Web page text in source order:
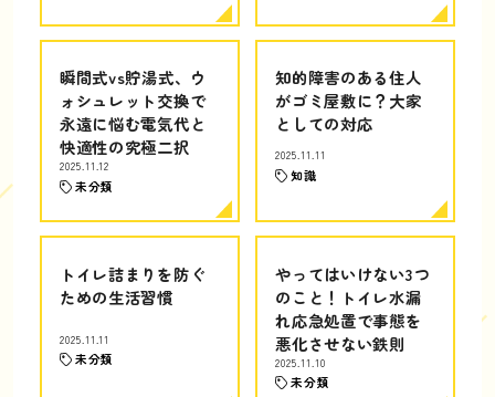
瞬間式vs貯湯式、ウ
ォシュレット交換で
永遠に悩む電気代と
快適性の究極二択
2025.11.12
未分類
知的障害のある住人
がゴミ屋敷に？大家
としての対応
2025.11.11
知識
トイレ詰まりを防ぐ
ための生活習慣
2025.11.11
未分類
やってはいけない3つ
のこと！トイレ水漏
れ応急処置で事態を
悪化させない鉄則
2025.11.10
未分類